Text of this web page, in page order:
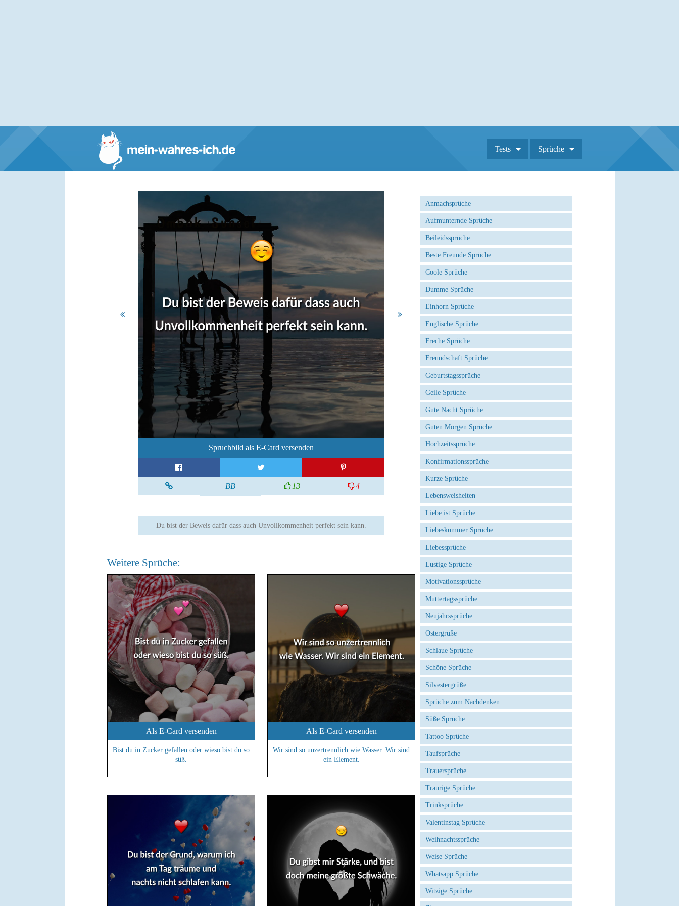
Tests Sprüche
Spruchbild als E-Card versenden
BB 13 4
Du bist der Beweis dafür dass auch Unvollkommenheit perfekt sein kann.
Weitere Sprüche:
Als E-Card versenden
Bist du in Zucker gefallen oder wieso bist du so
süß.
Als E-Card versenden
Wir sind so unzertrennlich wie Wasser. Wir sind
ein Element.
Anmachsprüche
Aufmunternde Sprüche
Beileidssprüche
Beste Freunde Sprüche
Coole Sprüche
Dumme Sprüche
Einhorn Sprüche
Englische Sprüche
Freche Sprüche
Freundschaft Sprüche
Geburtstagssprüche
Geile Sprüche
Gute Nacht Sprüche
Guten Morgen Sprüche
Hochzeitssprüche
Konfirmationssprüche
Kurze Sprüche
Lebensweisheiten
Liebe ist Sprüche
Liebeskummer Sprüche
Liebessprüche
Lustige Sprüche
Motivationssprüche
Muttertagssprüche
Neujahrssprüche
Ostergrüße
Schlaue Sprüche
Schöne Sprüche
Silvestergrüße
Sprüche zum Nachdenken
Süße Sprüche
Tattoo Sprüche
Taufsprüche
Trauersprüche
Traurige Sprüche
Trinksprüche
Valentinstag Sprüche
Weihnachtssprüche
Weise Sprüche
Whatsapp Sprüche
Witzige Sprüche